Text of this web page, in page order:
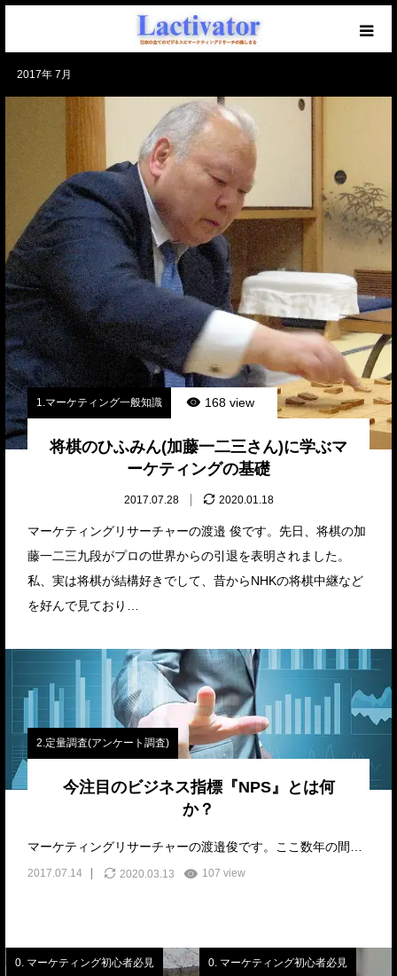
2017年 7月
1.マーケティング一般知識 168 view
将棋のひふみん(加藤一二三さん)に学ぶマ
ーケティングの基礎
2017.07.28 2020.01.18
マーケティングリサーチャーの渡邉 俊です。先日、将棋の加
藤一二三九段がプロの世界からの引退を表明されました。
私、実は将棋が結構好きでして、昔からNHKの将棋中継など
を好んで見ており…
2.定量調査(アンケート調査)
今注目のビジネス指標『NPS』とは何
か？
2017.07.14 2020.03.13 107 view
0. マーケティング初心者必見 0. マーケティング初心者必見
【必読】初めての方へ
マーケを学ぶブログ
無料メール講座
セミナー開催中！
仕事のご相談・ご依頼